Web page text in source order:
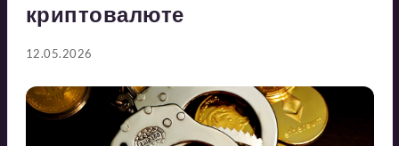
криптовалюте
12.05.2026